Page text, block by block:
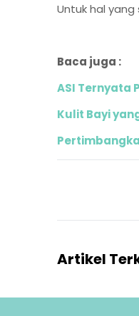
Untuk hal
Baca juga :
ASI Ternyata
Kulit Bayi
Artikel